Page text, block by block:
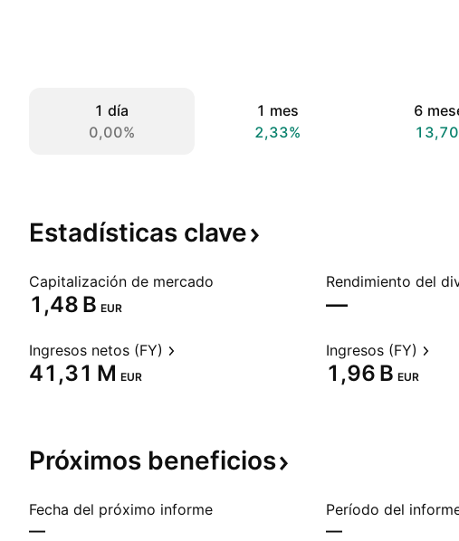
1 día
0,00%
1 mes
2,33%
6
Estadísticas clave
Capitalización de mercado
‪1,48 B‬ EUR —
Ingresos netos (FY)
‪41,31 M‬ EUR
Ingresos (FY)
‪1,96 B‬ EUR
Próximos beneficios
Fecha del próximo informe
—
Período del
—